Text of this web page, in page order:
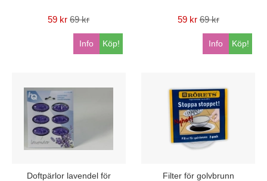
59 kr 69 kr
Köp!
Info
59 kr 69 kr
Köp!
Info
Doftpärlor lavendel för
Filter för golvbrunn